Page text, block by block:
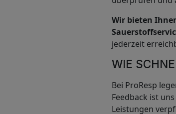
Wir bieten
jederzeit
WIE
Bei ProResp
Feedback ist
Leistungen